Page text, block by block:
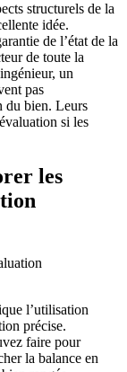
structurels de la
idée.
de l’état de la
de toute la
un
pas
du bien. Leurs
si les
les
l’utilisation
précise.
faire pour
la balance en